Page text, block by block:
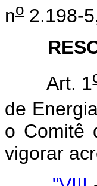
no 2.198-
Art. 1
de
o Comitê
vigorar